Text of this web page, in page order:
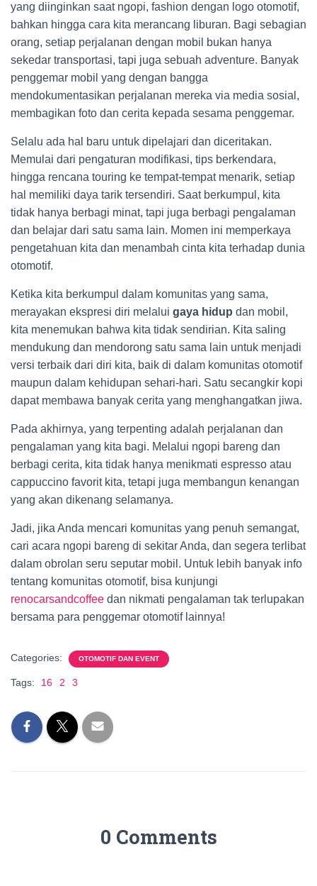
yang diinginkan saat ngopi, fashion dengan logo otomotif,
bahkan hingga cara kita merancang liburan. Bagi sebagian
orang, setiap perjalanan dengan mobil bukan hanya
sekedar transportasi, tapi juga sebuah adventure. Banyak
penggemar mobil yang dengan bangga
mendokumentasikan perjalanan mereka via media sosial,
membagikan foto dan cerita kepada sesama penggemar.
Selalu ada hal baru untuk dipelajari dan diceritakan.
Memulai dari pengaturan modifikasi, tips berkendara,
hingga rencana touring ke tempat-tempat menarik, setiap
hal memiliki daya tarik tersendiri. Saat berkumpul, kita
tidak hanya berbagi minat, tapi juga berbagi pengalaman
dan belajar dari satu sama lain. Momen ini memperkaya
pengetahuan kita dan menambah cinta kita terhadap dunia
otomotif.
Ketika kita berkumpul dalam komunitas yang sama,
merayakan ekspresi diri melalui gaya hidup dan mobil,
kita menemukan bahwa kita tidak sendirian. Kita saling
mendukung dan mendorong satu sama lain untuk menjadi
versi terbaik dari diri kita, baik di dalam komunitas otomotif
maupun dalam kehidupan sehari-hari. Satu secangkir kopi
dapat membawa banyak cerita yang menghangatkan jiwa.
Pada akhirnya, yang terpenting adalah perjalanan dan
pengalaman yang kita bagi. Melalui ngopi bareng dan
berbagi cerita, kita tidak hanya menikmati espresso atau
cappuccino favorit kita, tetapi juga membangun kenangan
yang akan dikenang selamanya.
Jadi, jika Anda mencari komunitas yang penuh semangat,
cari acara ngopi bareng di sekitar Anda, dan segera terlibat
dalam obrolan seru seputar mobil. Untuk lebih banyak info
tentang komunitas otomotif, bisa kunjungi
renocarsandcoffee dan nikmati pengalaman tak terlupakan
bersama para penggemar otomotif lainnya!
Categories: OTOMOTIF DAN EVENT
Tags: 16 2 3
0 Comments